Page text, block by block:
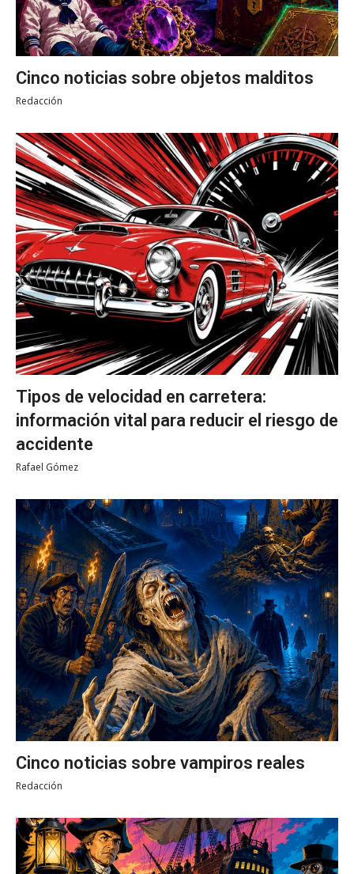
Cinco noticias sobre objetos malditos
Redacción
Tipos de velocidad en carretera:
información vital para reducir el riesgo de
accidente
Rafael Gómez
Cinco noticias sobre vampiros reales
Redacción